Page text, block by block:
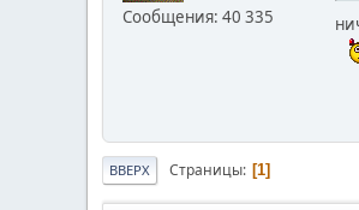
Сообщения: 40 335
ВВЕРХ Страницы 1